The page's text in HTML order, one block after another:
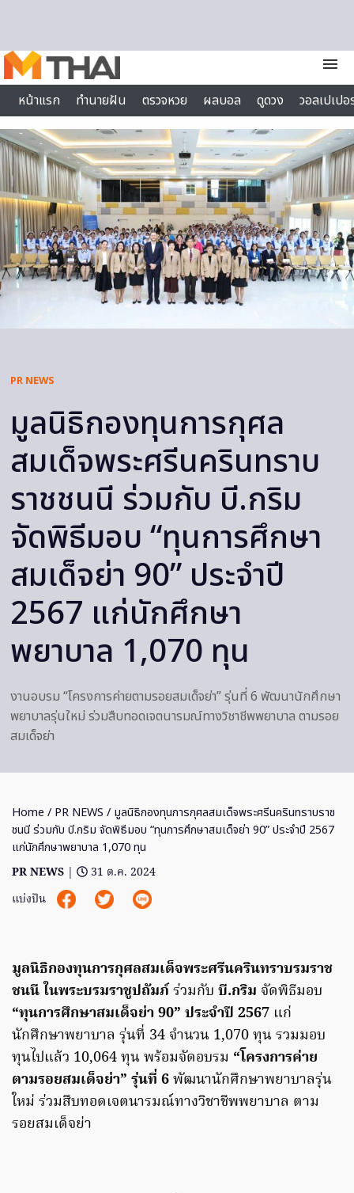
menu
หน้าแรก
ทำนายฝัน ตรวจหวย ผลบอล ดูดวง
วอลเปเป
ไลฟ์สไตล์
PR NEWS
มูลนิธิกองทุนการกุศล
สมเด็จพระศรีนครินทราบ
ราชชนนี ร่วมกับ บี.กริม
จัดพิธีมอบ “ทุนการศึกษา
สมเด็จย่า 90” ประจำปี
2567 แก่นักศึกษา
พยาบาล 1,070 ทุน
งานอบรม “โครงการค่ายตามรอยสมเด็จย่า” รุ่นที่ 6 พัฒนานักศึกษา
พยาบาลรุ่นใหม่ ร่วมสืบทอดเจตนารมณ์ทางวิชาชีพพยาบาล ตามรอย
สมเด็จย่า
Home / PR NEWS / มูลนิธิกองทุนการกุศลสมเด็จพระศรีนครินทราบราช
ชนนี ร่วมกับ บี.กริม จัดพิธีมอบ “ทุนการศึกษาสมเด็จย่า 90” ประจำปี 2567
แก่นักศึกษาพยาบาล 1,070 ทุน
PR NEWS |
31 ต.ค. 2024
แบ่งปัน
มูลนิธิกองทุนการกุศลสมเด็จพระศรีนครินทราบรมราช
ชนนี ในพระบรมราชูปถัมภ์ร่วมกับ บี.กริม จัดพิธีมอบ
“ทุนการศึกษาสมเด็จย่า 90” ประจำปี 2567 แก่
นักศึกษาพยาบาล รุ่นที่ 34 จำนวน 1,070 ทุน รวมมอบ
ทุนไปแล้ว 10,064 ทุน พร้อมจัดอบรม “โครงการค่าย
ตามรอยสมเด็จย่า” รุ่นที่ 6พัฒนานักศึกษาพยาบาลรุ่น
ใหม่ ร่วมสืบทอดเจตนารมณ์ทางวิชาชีพพยาบาล ตาม
รอยสมเด็จย่า